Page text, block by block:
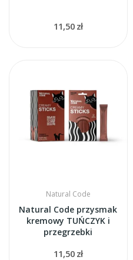
11,50 zł
Natural Code
Natural Code przysmak
kremowy TUŃCZYK i
przegrzebki
11,50 zł